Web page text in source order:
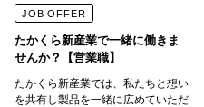
JOB OFFER
たかくら新産業で一緒に働きま
せんか？【営業職】
たかくら新産業では、私たちと想い
を共有し製品を一緒に広めていただ